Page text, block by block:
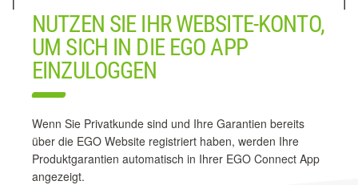
NUTZEN SIE IHR WEBSITE-KONTO,
UM SICH IN DIE EGO APP
EINZULOGGEN
Wenn Sie Privatkunde sind und Ihre Garantien bereits
über die EGO Website registriert haben, werden Ihre
Produktgarantien automatisch in Ihrer EGO Connect App
angezeigt.